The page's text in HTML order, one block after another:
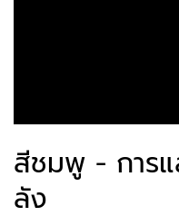
สีชมพู - การ
ลัง